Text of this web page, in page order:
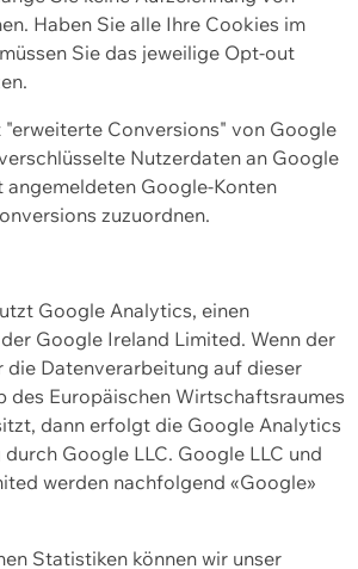
Haben Sie alle Ihre Cookies im
Sie das jeweilige Opt-out
"erweiterte Conversions" von Google
Nutzerdaten an Google
angemeldeten Google-Konten
zuzuordnen.
Google Analytics, einen
Google Ireland Limited. Wenn der
die Datenverarbeitung auf dieser
des Europäischen Wirtschaftsraumes
dann erfolgt die Google Analytics
Google LLC. Google LLC und
werden nachfolgend «Google»
Statistiken können wir unser